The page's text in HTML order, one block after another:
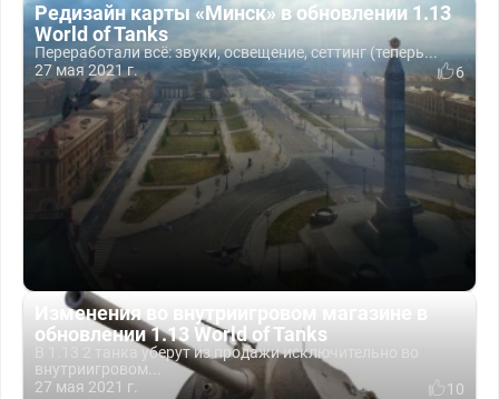
Редизайн карты «Минск» в обновлении 1.13
World of Tanks
Переработали всё: звуки, освещение, сеттинг (теперь...
27 мая 2021 г.
6
Изменения во внутриигровом магазине в
обновлении 1.13 World of Tanks
В 1.13 2 танка уберут из продажи исключительно во
внутриигровом...
27 мая 2021 г.
10